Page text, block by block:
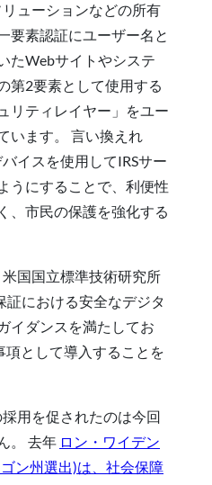
ューションなどの所有
要素認証にユーザー名と
たWebサイトやシステ
第2要素として使用する
リティレイヤー」をユー
います。 言い換えれ
イスを使用してIRSサー
うにすることで、利便性
、市民の保護を強化する
国国立標準技術研究所
証における安全なデジタ
イダンスを満たしてお
項として導入することを
用を促されたのは今回
。 去年 ロン・ワイデン
ン州選出)は、社会保障